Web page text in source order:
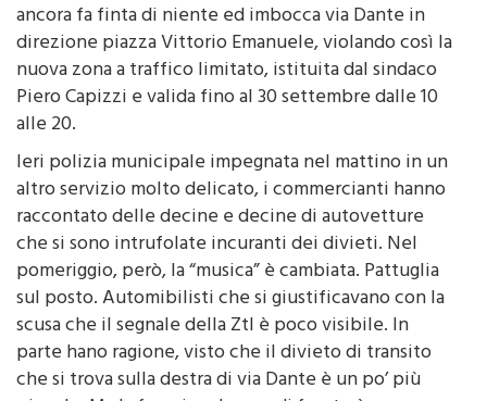
Dopo due settimane dal provvedimento c’è chi
ancora fa finta di niente ed imbocca via Dante in
direzione piazza Vittorio Emanuele, violando così la
nuova zona a traffico limitato, istituita dal sindaco
Piero Capizzi e valida fino al 30 settembre dalle 10
alle 20.
Ieri polizia municipale impegnata nel mattino in un
altro servizio molto delicato, i commercianti hanno
raccontato delle decine e decine di autovetture
che si sono intrufolate incuranti dei divieti. Nel
pomeriggio, però, la “musica” è cambiata. Pattuglia
sul posto. Automibilisti che si giustificavano con la
scusa che il segnale della Ztl è poco visibile. In
parte hano ragione, visto che il divieto di transito